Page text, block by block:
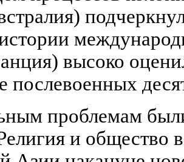
высоко
послевоенных
проблемам
и